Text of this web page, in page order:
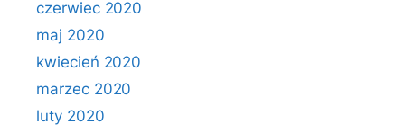
czerwiec 2020
maj 2020
kwiecień 2020
marzec 2020
luty 2020